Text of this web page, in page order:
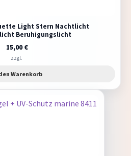
Light Stern Nachtlicht
Beruhigungslicht
15,00€
zzgl.
Warenkorb